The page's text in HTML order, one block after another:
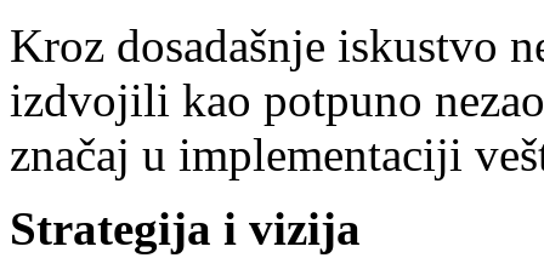
Kroz dosadašnje iskustvo
izdvojili kao potpuno
značaj u implementaciji
Strategija i vizija